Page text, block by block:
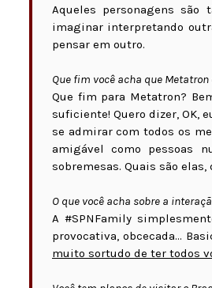
Aqueles personagens
imaginar interpretando
pensar em outro.
Que fim você acha que
Que fim para Metatron?
suficiente! Quero dizer, OK,
se admirar com todos os
amigável como pessoas
sobremesas. Quais são elas,
O que você acha sobre a
A #SPNFamily
provocativa, obcecada...
muito sortudo de ter todos